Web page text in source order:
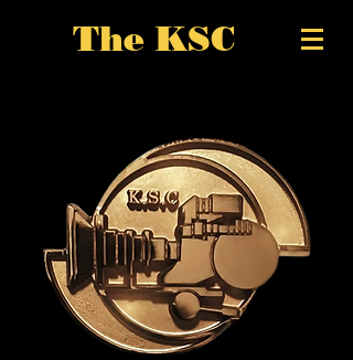
The KSC